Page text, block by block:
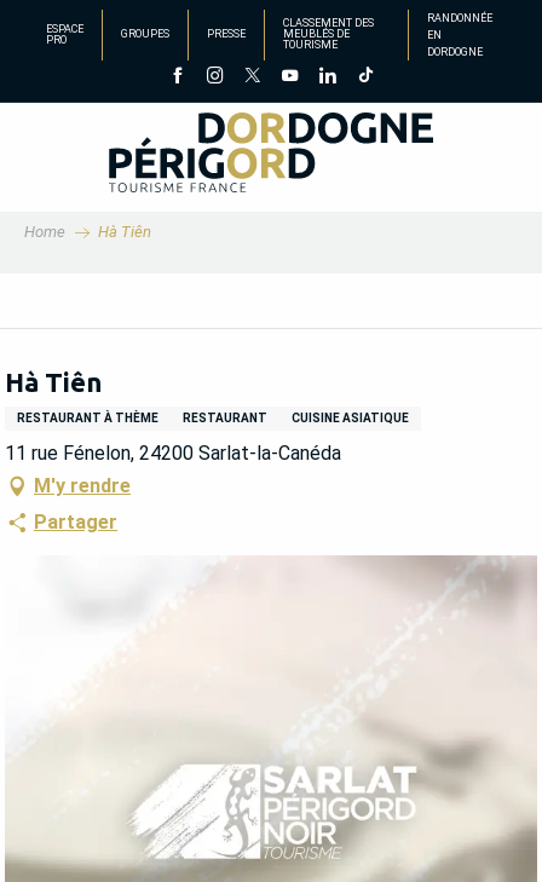
principal
ESPACE
PRO
GROUPES PRESSE
CLASSEMENT DES
MEUBLÉS DE
TOURISME
RANDONNÉE
EN
DORDOGNE
Home Hà Tiên
Hà Tiên
RESTAURANT À THÈME RESTAURANT CUISINE ASIATIQUE
11 rue Fénelon, 24200 Sarlat-la-Canéda
M'y rendre
Partager